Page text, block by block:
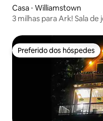
Casa ⋅ Williamstown
3 milhas para Ark! Sala
Preferido dos hóspedes
Preferido dos hóspedes